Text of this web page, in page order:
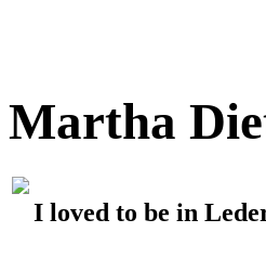
Martha
I loved to be in